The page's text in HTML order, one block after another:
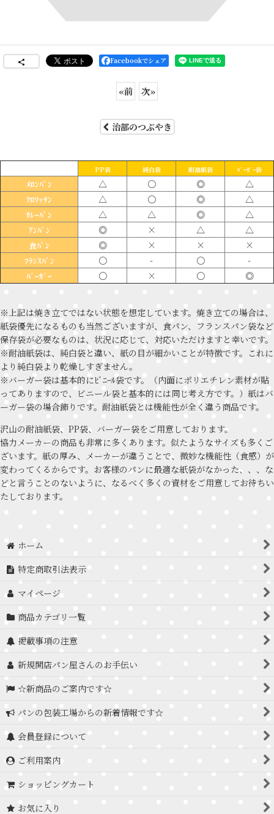
Facebookでシェア
«前 次»
治部のつぶやき
PP袋 純白袋 耐油紙袋 ﾊﾞｰｶﾞｰ袋
ﾒﾛﾝﾊﾟﾝ △ 〇 ◎ △
ｸﾛﾜｯｻﾝ △ 〇 ◎ △
ｶﾚｰﾊﾟﾝ △ △ ◎ △
ｱﾝﾊﾟﾝ ◎ × △ △
食ﾊﾟﾝ ◎ × × ×
ﾌﾗﾝｽﾊﾟﾝ 〇 - 〇 -
ﾊﾞｰｶﾞｰ 〇 × 〇 ◎
※上記は焼き立てではない状態を想定しています。焼き立ての場合は、
紙袋優先になるものも当然ございますが、食パン、フランスパン袋など
保存袋が必要なものは、状況に応じて、対応いただけますと幸いです。
※耐油紙袋は、純白袋と違い、紙の目が細かいことが特徴です。これに
より純白袋より乾燥しすぎません。
※バーガー袋は基本的にﾋﾞﾆｰﾙ袋です。（内面にポリエチレン素材が貼
ってありますので、ビニール袋と基本的には同じ考え方です。）紙はバ
ーガー袋の場合飾りです。耐油紙袋とは機能性が全く違う商品です。
沢山の耐油紙袋、PP袋、バーガー袋をご用意しております。
協力メーカーの商品も非常に多くあります。似たようなサイズも多くご
ざいます。紙の厚み、メーカーが違うことで、微妙な機能性（食感）が
変わってくるからです。お客様のパンに最適な紙袋がなかった、、、な
どと言うことのないように、なるべく多くの資材をご用意してお待ちい
たしております。
ホーム
特定商取引法表示
マイページ
商品カテゴリ一覧
掲載事項の注意
新規開店パン屋さんのお手伝い
☆新商品のご案内です☆
パンの包装工場からの新着情報です☆
会員登録について
ご利用案内
ショッピングカート
お気に入り